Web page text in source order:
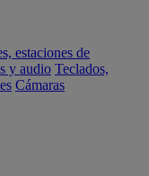
estaciones de
y audio Teclados,
Cámaras